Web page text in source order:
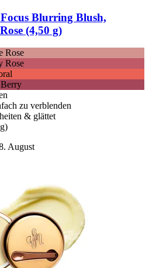
Blurring Blush,
(4,50 g)
Rose
Rose
zu verblenden
& glättet
August